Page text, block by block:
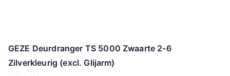
GEZE Deurdranger TS 5000 Zwaarte 2-6
Zilverkleurig (excl. Glijarm)